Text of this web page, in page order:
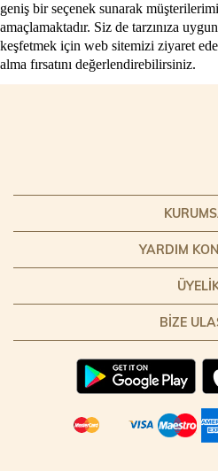
geniş bir seçenek sunarak
amaçlamaktadır. Siz de tarzınıza
keşfetmek için web sitemizi ziyaret
alma fırsatını değerlendirebilirsiniz.
YARDIM
BIZE